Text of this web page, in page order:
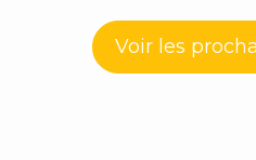
Voir les